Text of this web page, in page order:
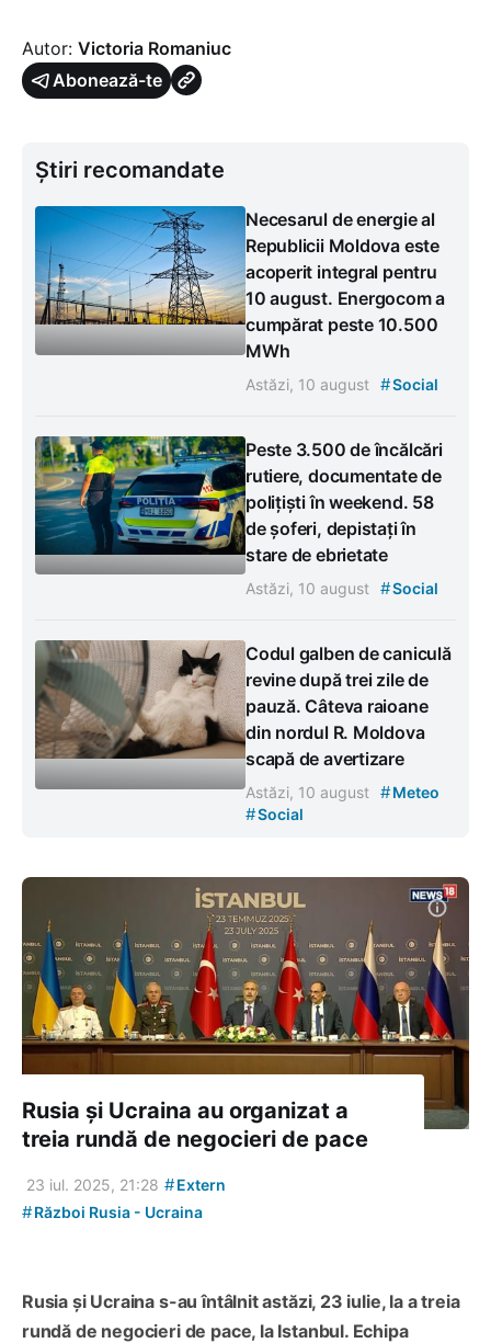
Autor: Victoria Romaniuc
Abonează-te
Știri recomandate
Necesarul de energie al
Republicii Moldova este
acoperit integral pentru
10 august. Energocom a
cumpărat peste 10.500
MWh
Astăzi, 10 august #Social
Peste 3.500 de încălcări
rutiere, documentate de
polițiști în weekend. 58
de șoferi, depistați în
stare de ebrietate
Astăzi, 10 august #Social
Codul galben de caniculă
revine după trei zile de
pauză. Câteva raioane
din nordul R. Moldova
scapă de avertizare
Astăzi, 10 august #Meteo
#Social
Rusia și Ucraina au organizat a
treia rundă de negocieri de pace
23 iul. 2025, 21:28 #Extern
#Război Rusia - Ucraina
Rusia și Ucraina s-au întâlnit astăzi, 23 iulie, la a treia
rundă de negocieri de pace, la Istanbul. Echipa